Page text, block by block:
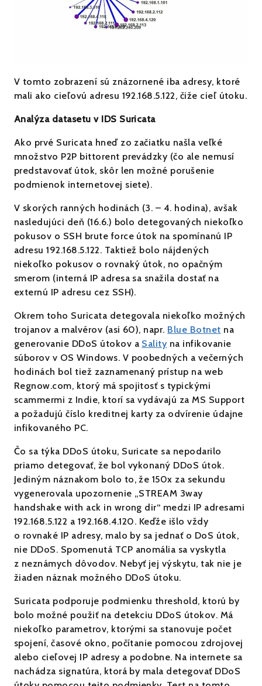
V tomto zobrazení sú znázornené iba adresy, ktoré
mali ako cieľovú adresu 192.168.5.122, čiže cieľ útoku.
Analýza datasetu v IDS Suricata
Ako prvé Suricata hneď zo začiatku našla veľké
množstvo P2P bittorent prevádzky (čo ale nemusí
predstavovať útok, skôr len možné porušenie
podmienok internetovej siete).
V skorých ranných hodinách (3. – 4. hodina), avšak
nasledujúci deň (16.6.) bolo detegovaných niekoľko
pokusov o SSH brute force útok na spomínanú IP
adresu 192.168.5.122. Taktiež bolo nájdených
niekoľko pokusov o rovnaký útok, no opačným
smerom (interná IP adresa sa snažila dostať na
externú IP adresu cez SSH).
Okrem toho Suricata detegovala niekoľko možných
trojanov a malvérov (asi 60), napr. Blue Botnet na
generovanie DDoS útokov a Sality na infikovanie
súborov v OS Windows. V poobedných a večerných
hodinách bol tiež zaznamenaný prístup na web
Regnow.com, ktorý má spojitosť s typickými
scammermi z Indie, ktorí sa vydávajú za MS Support
a požadujú číslo kreditnej karty za odvírenie údajne
infikovaného PC.
Čo sa týka DDoS útoku, Suricate sa nepodarilo
priamo detegovať, že bol vykonaný DDoS útok.
Jediným náznakom bolo to, že 150x za sekundu
vygenerovala upozornenie „STREAM 3way
handshake with ack in wrong dir“ medzi IP adresami
192.168.5.122 a 192.168.4.120. Keďže išlo vždy
o rovnaké IP adresy, malo by sa jednať o DoS útok,
nie DDoS. Spomenutá TCP anomália sa vyskytla
z neznámych dôvodov. Nebyť jej výskytu, tak nie je
žiaden náznak možného DDoS útoku.
Suricata podporuje podmienku threshold, ktorú by
bolo možné použiť na detekciu DDoS útokov. Má
niekoľko parametrov, ktorými sa stanovuje počet
spojení, časové okno, počítanie pomocou zdrojovej
alebo cieľovej IP adresy a podobne. Na internete sa
nachádza signatúra, ktorá by mala detegovať DDoS